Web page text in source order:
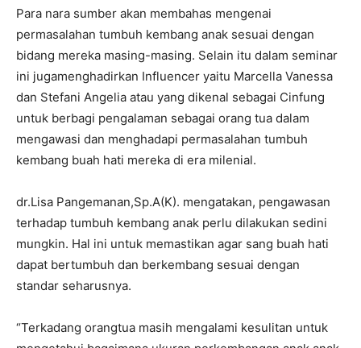
Para nara sumber akan membahas mengenai
permasalahan tumbuh kembang anak sesuai dengan
bidang mereka masing-masing. Selain itu dalam seminar
ini jugamenghadirkan Influencer yaitu Marcella Vanessa
dan Stefani Angelia atau yang dikenal sebagai Cinfung
untuk berbagi pengalaman sebagai orang tua dalam
mengawasi dan menghadapi permasalahan tumbuh
kembang buah hati mereka di era milenial.
dr.Lisa Pangemanan,Sp.A(K). mengatakan, pengawasan
terhadap tumbuh kembang anak perlu dilakukan sedini
mungkin. Hal ini untuk memastikan agar sang buah hati
dapat bertumbuh dan berkembang sesuai dengan
standar seharusnya.
“Terkadang orangtua masih mengalami kesulitan untuk